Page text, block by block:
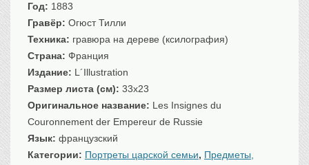
Ценные бумаги
История моды. Униформа
Униформа
Охота. Флора. Фауна
Фауна
Флора
Охота
Рыбы, рыбалка
Год: 1883
Гравёр: Огюст Тилли
Техника: гравюра на дереве (ксилография)
Страна: Франция
Издание: L´Illustration
Размер листа (см): 33x23
Оригинальное название: Les Insignes du
Couronnement der Empereur de Russie
Язык: французский
Категории: Портреты царской семьи, Предметы,